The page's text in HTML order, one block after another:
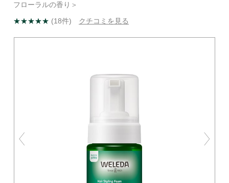
フローラルの香り＞
★★★★★ (18件) クチコミを見る